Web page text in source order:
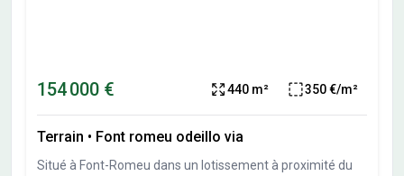
154 000 € 440 m² 350 €/m²
Terrain • Font romeu odeillo via
Situé à Font-Romeu dans un lotissement à proximité du